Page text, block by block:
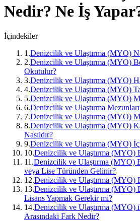
Nedir? Ne İş
İçindekiler
1 .Denizcilik ve Ulaştırma (MYO)
2.Denizcilik ve Ulaştırma (MYO)
Okutulur?
3.Denizcilik ve Ulaştırma (MYO)
4.Denizcilik ve Ulaştırma (MYO)
5.Denizcilik ve Ulaştırma (MYO)
6.Denizcilik ve Ulaştırma
7.Denizcilik ve Ulaştırma (MYO)
8.Denizcilik ve Ulaştırma (MYO)
Nasıldır?
9.Denizcilik ve Ulaştırma (MYO)
10.Denizcilik ve Ulaştırma (MYO)
11 .Denizcilik ve Ulaştırma (MYO)
veya Lise Türünden Gelinir?
12.Denizcilik ve Ulaştırma (MYO)
13.Denizcilik ve Ulaştırma (MYO)
Lisans Yapmak Gerekir mi?
14.Denizcilik ve Ulaştırma (MYO)
Arasındaki Fark Nedir?